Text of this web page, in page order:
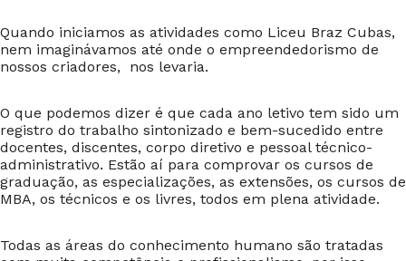
Quando iniciamos as atividades como Liceu Braz Cubas,
nem imaginávamos até onde o empreendedorismo de
nossos criadores, nos levaria.
O que podemos dizer é que cada ano letivo tem sido um
registro do trabalho sintonizado e bem-sucedido entre
docentes, discentes, corpo diretivo e pessoal técnico-
administrativo. Estão aí para comprovar os cursos de
graduação, as especializações, as extensões, os cursos de
MBA, os técnicos e os livres, todos em plena atividade.
Todas as áreas do conhecimento humano são tratadas